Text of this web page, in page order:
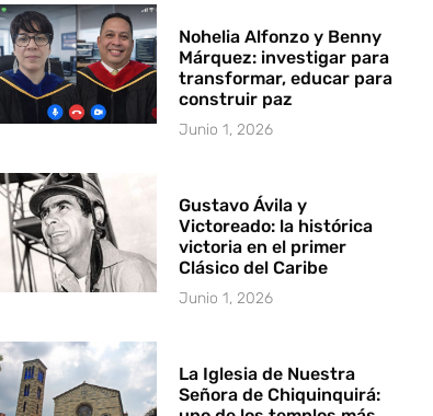
Nohelia Alfonzo y Benny
Márquez: investigar para
transformar, educar para
construir paz
Junio 1, 2026
Gustavo Ávila y
Victoreado: la histórica
victoria en el primer
Clásico del Caribe
Junio 1, 2026
La Iglesia de Nuestra
Señora de Chiquinquirá: